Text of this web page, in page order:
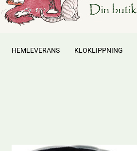
HEMLEVERANS KLOKLIPPNING